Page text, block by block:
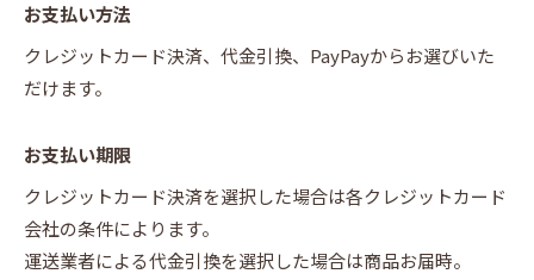
お支払い方法
クレジットカード決済、代金引換、PayPayからお選びいた
だけます。
お支払い期限
クレジットカード決済を選択した場合は各クレジットカード
会社の条件によります。
運送業者による代金引換を選択した場合は商品お届時。